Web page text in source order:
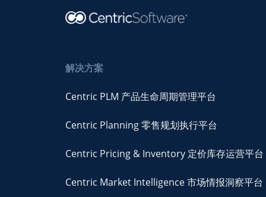
解决方案
Centric PLM 产品生命周期管理平台
Centric Planning 零售规划执行平台
Centric Pricing & Inventory 定价库存运营平台
Centric Market Intelligence 市场情报洞察平台